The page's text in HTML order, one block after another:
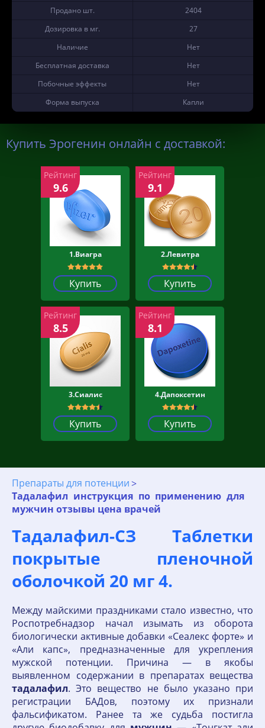
Продано шт.
2404
Дозировка в мг.
27
Наличие
Нет
Бесплатная доставка
Нет
Побочные эффекты
Нет
Форма выпуска
Капли
Купить Эрогенин онлайн с доставкой:
1.Виагра
Купить
Рейтинг
9.6
2.Левитра
Купить
Рейтинг
9.1
3.Сиалис
Купить
Рейтинг
8.5
4.Дапоксетин
Купить
Рейтинг
8.1
Препараты для потенции
Тадалафил инструкция по применению для
мужчин отзывы цена врачей
Тадалафил-СЗ Таблетки
покрытые пленочной
оболочкой 20 мг 4.
Между майскими праздниками стало известно, что
Роспотребнадзор начал изымать из оборота
биологически активные добавки «Сеалекс форте» и
«Али капс», предназначенные для укрепления
мужской потенции. Причина — в якобы
выявленном содержании в препаратах вещества
тадалафил. Это вещество не было указано при
регистрации БАДов, поэтому их признали
фальсификатом. Ранее та же судьба постигла